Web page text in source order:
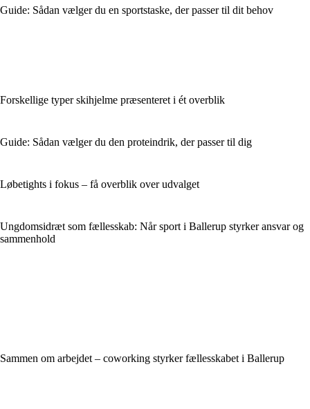
Guide: Sådan vælger du en sportstaske, der passer til dit behov
Forskellige typer skihjelme præsenteret i ét overblik
Guide: Sådan vælger du den proteindrik, der passer til dig
Løbetights i fokus – få overblik over udvalget
Ungdomsidræt som fællesskab: Når sport i Ballerup styrker ansvar og
sammenhold
Sammen om arbejdet – coworking styrker fællesskabet i Ballerup